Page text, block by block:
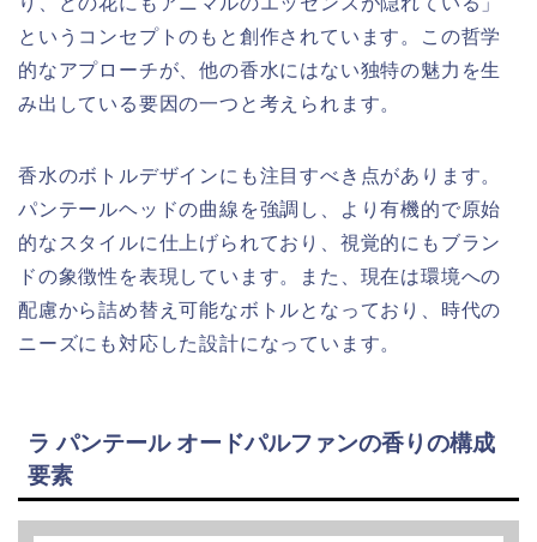
というコンセプトのもと創作されています。この哲学
的なアプローチが、他の香水にはない独特の魅力を生
み出している要因の一つと考えられます。
香水のボトルデザインにも注目すべき点があります。
パンテールヘッドの曲線を強調し、より有機的で原始
的なスタイルに仕上げられており、視覚的にもブラン
ドの象徴性を表現しています。また、現在は環境への
配慮から詰め替え可能なボトルとなっており、時代の
ニーズにも対応した設計になっています。
ラ パンテール オードパルファンの香りの構成
要素